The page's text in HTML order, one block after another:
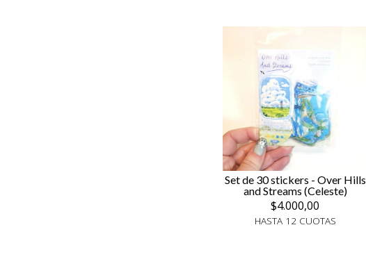
Set de 30 stickers - Over Hills
and Streams (Celeste)
$4.000,00
HASTA 12 CUOTAS